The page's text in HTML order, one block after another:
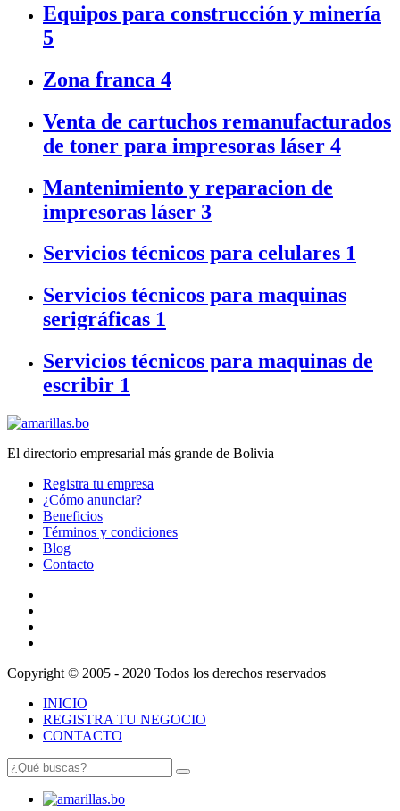
Equipos para construcción y minería
5
Zona franca 4
Venta de cartuchos remanufacturados
de toner para impresoras láser 4
Mantenimiento y reparacion de
impresoras láser 3
Servicios técnicos para celulares 1
Servicios técnicos para maquinas
serigráficas 1
Servicios técnicos para maquinas de
escribir 1
El directorio empresarial más grande de Bolivia
Registra tu empresa
¿Cómo anunciar?
Beneficios
Términos y condiciones
Blog
Contacto
Copyright © 2005 - 2020 Todos los derechos reservados
INICIO
REGISTRA TU NEGOCIO
CONTACTO